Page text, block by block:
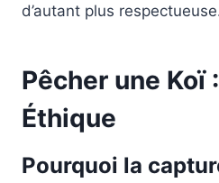
d’autant plus
Pêcher une Koï
Éthique
Pourquoi la